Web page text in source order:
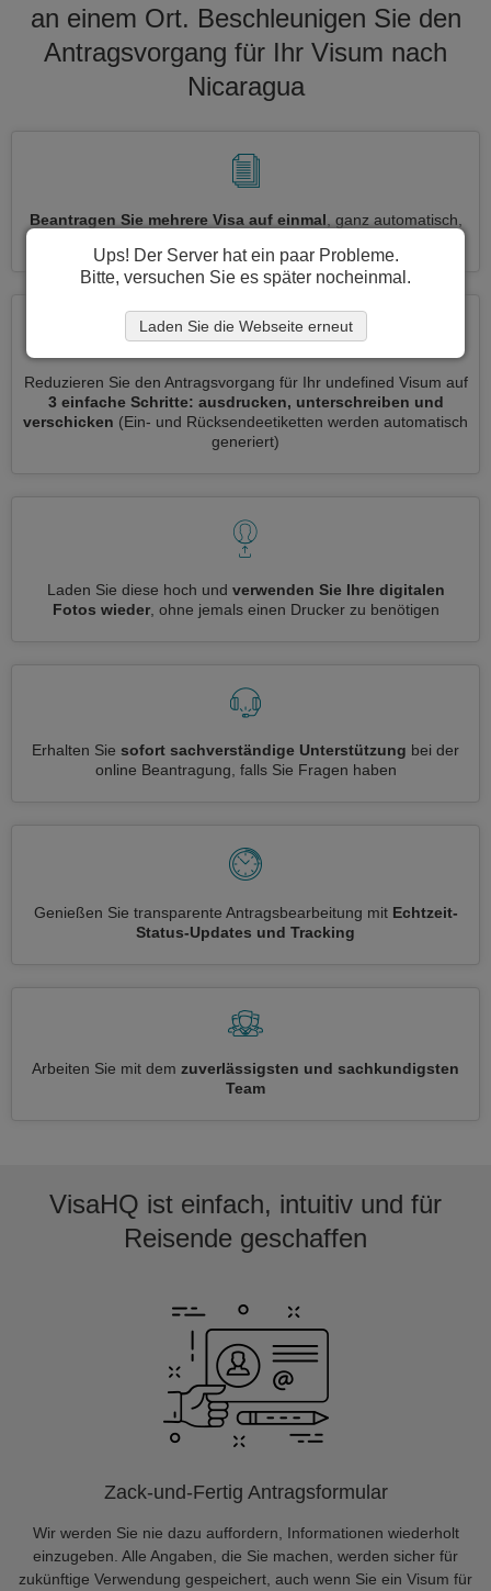
an einem Ort. Beschleunigen Sie den
Antragsvorgang für Ihr Visum nach
Nicaragua
Beantragen Sie mehrere Visa auf einmal , ganz automatisch,
Reduzieren Sie den Antragsvorgang für Ihr undefined Visum auf
3 einfache Schritte: ausdrucken, unterschreiben und
verschicken (Ein- und Rücksendeetiketten werden automatisch
generiert)
Laden Sie diese hoch und verwenden Sie Ihre digitalen
Fotos wieder, ohne jemals einen Drucker zu benötigen
Erhalten Sie sofort sachverständige Unterstützung bei der
online Beantragung, falls Sie Fragen haben
Genießen Sie transparente Antragsbearbeitung mit Echtzeit-
Status-Updates und Tracking
Arbeiten Sie mit dem zuverlässigsten und sachkundigsten
Team
VisaHQ ist einfach, intuitiv und für
Reisende geschaffen
Zack-und-Fertig Antragsformular
Wir werden Sie nie dazu auffordern, Informationen wiederholt
einzugeben. Alle Angaben, die Sie machen, werden sicher für
zukünftige Verwendung gespeichert, auch wenn Sie ein Visum für
Ups! Der Server hat ein paar Probleme.
Bitte, versuchen Sie es später nocheinmal.
Laden Sie die Webseite erneut